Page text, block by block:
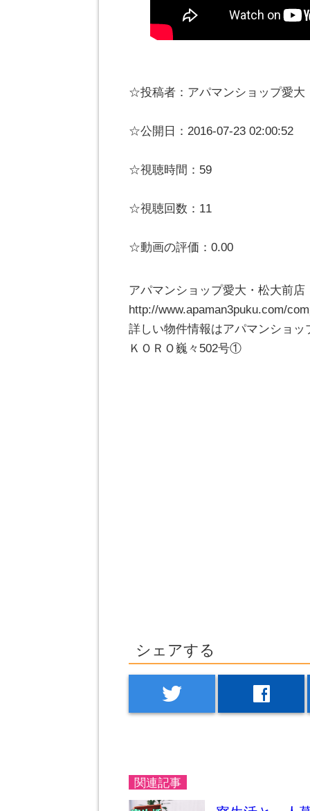
☆投稿者：アパマンショップ愛大
☆公開日：2016-07-23 02:00:52
☆視聴時間：59
☆視聴回数：11
☆動画の評価：0.00
アパマンショップ愛大・松大前
http://www.apaman3puku.com/
詳しい物件情報はアパマンショッ
ＫＯＲＯ巍々502号①
シェアする
twitter facebook
関連記事